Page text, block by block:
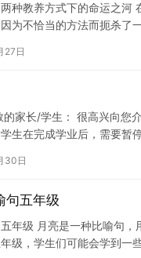
种教养方式下的命运之河
因为不恰当的方法而扼杀了
27日
家长/学生： 很高兴向您
生在完成学业后，需要暂
30日
句五年级
年级 月亮是一种比喻句，
级，学生们可能会学到一